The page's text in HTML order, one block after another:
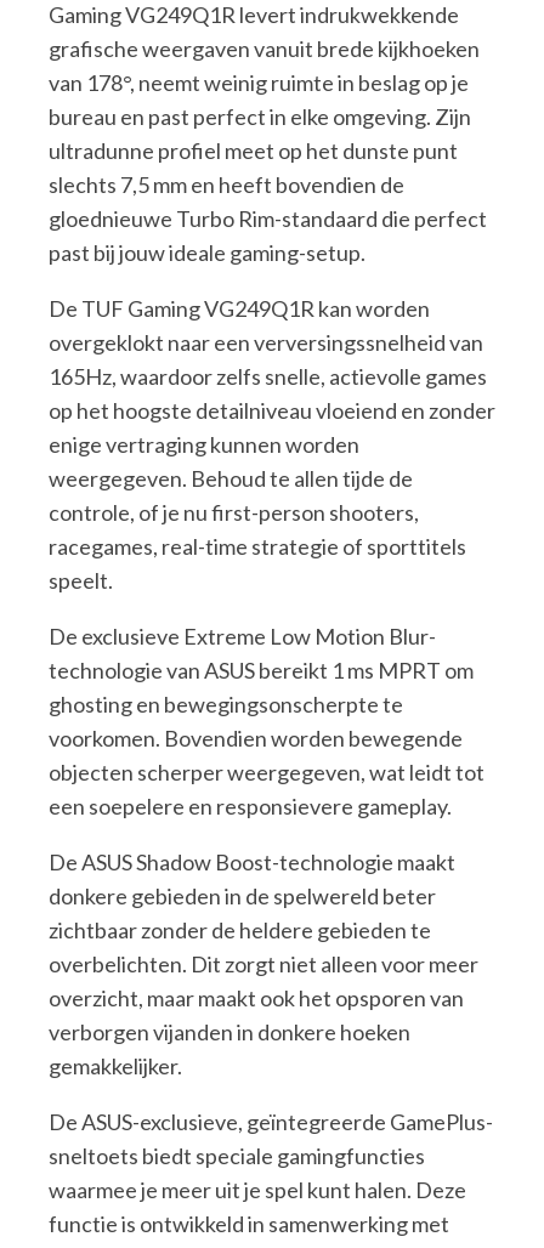
Gaming VG249Q1R levert indrukwekkende
grafische weergaven vanuit brede kijkhoeken
van 178°, neemt weinig ruimte in beslag op je
bureau en past perfect in elke omgeving. Zijn
ultradunne profiel meet op het dunste punt
slechts 7,5 mm en heeft bovendien de
gloednieuwe Turbo Rim-standaard die perfect
past bij jouw ideale gaming-setup.
De TUF Gaming VG249Q1R kan worden
overgeklokt naar een verversingssnelheid van
165Hz, waardoor zelfs snelle, actievolle games
op het hoogste detailniveau vloeiend en zonder
enige vertraging kunnen worden
weergegeven. Behoud te allen tijde de
controle, of je nu first-person shooters,
racegames, real-time strategie of sporttitels
speelt.
De exclusieve Extreme Low Motion Blur-
technologie van ASUS bereikt 1 ms MPRT om
ghosting en bewegingsonscherpte te
voorkomen. Bovendien worden bewegende
objecten scherper weergegeven, wat leidt tot
een soepelere en responsievere gameplay.
De ASUS Shadow Boost-technologie maakt
donkere gebieden in de spelwereld beter
zichtbaar zonder de heldere gebieden te
overbelichten. Dit zorgt niet alleen voor meer
overzicht, maar maakt ook het opsporen van
verborgen vijanden in donkere hoeken
gemakkelijker.
De ASUS-exclusieve, geïntegreerde GamePlus-
sneltoets biedt speciale gamingfuncties
waarmee je meer uit je spel kunt halen. Deze
functie is ontwikkeld in samenwerking met